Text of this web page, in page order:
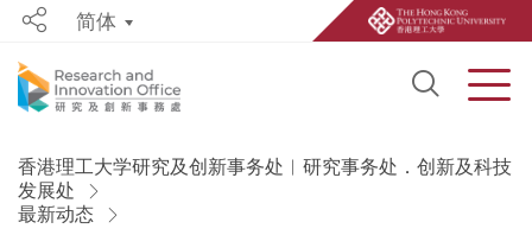
Open
Share简体
香港理工大学研究及创新事务处︱研究事务处．创新及科技
发展处
最新动态